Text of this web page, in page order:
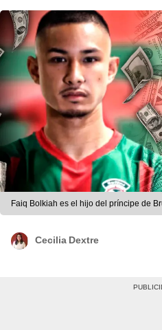
Faiq Bolkiah es el hijo del príncipe de
Cecilia Dextre